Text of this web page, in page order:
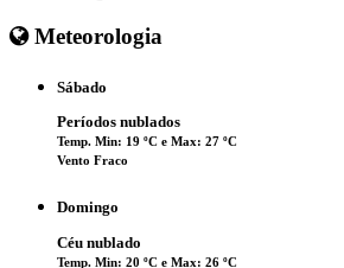
Meteorologia
Sábado
Períodos nublados
Temp. Min: 19 ºC e Max: 27 ºC
Vento Fraco
Domingo
Céu nublado
Temp. Min: 20 ºC e Max: 26 ºC